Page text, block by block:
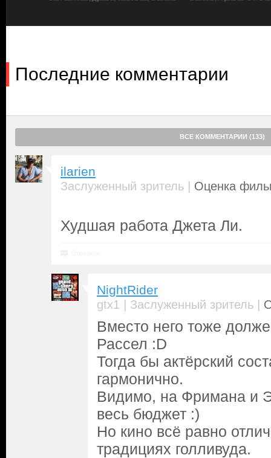
Последние комментарии
ВСЕ КОММЕНТАРИИ (133)
ilarien
Заслуженный зритель | Оценка
Худшая работа Джета Ли.
NightRider
gtx1 | Заслуженный зритель |
Вместо него тоже
Рассел :D
Тогда бы актёрский
гармонично.
Видимо, на Фримана и
весь бюджет :)
Но кино всё равно
традициях голливуда.